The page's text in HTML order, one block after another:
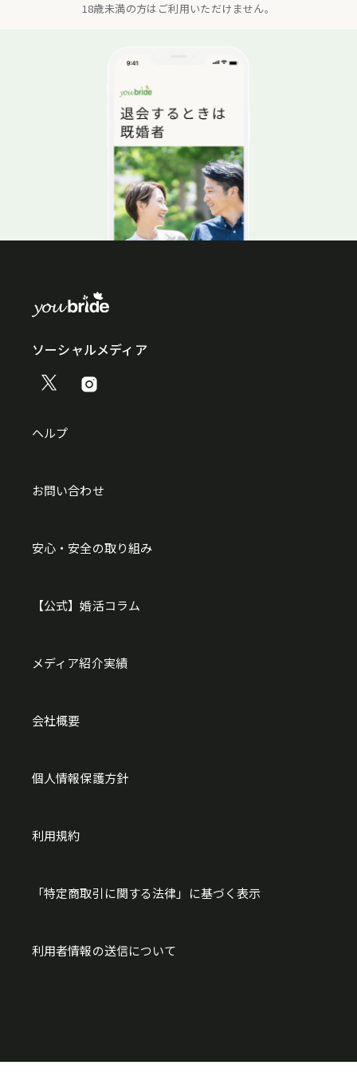
18歳未満の方はご利用いただけません。
ソーシャルメディア
ヘルプ
お問い合わせ
安心・安全の取り組み
【公式】婚活コラム
メディア紹介実績
会社概要
個人情報保護方針
利用規約
「特定商取引に関する法律」に基づく表示
利用者情報の送信について